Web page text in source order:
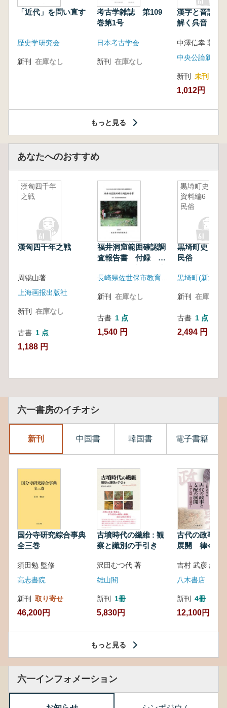
「近代」を問い直す
歴史学研究会
新刊 在庫なし
考古学雑誌 第109
巻第1号
日本考古学会
新刊 在庫なし
漢字と音読み
解く呉音・漢
中澤信幸 著
中央公論新社
新刊 未刊
1,012円
もっと見る
あなたへのおすすめ
漢匈四千年
之戦
漢匈四千年之戦
周锡山著
上海画报出版社
新刊 在庫なし
古書 1 点
1,188 円
福井洞窟範囲確認調
査報告書 付録 直
新刊 在庫なし
古書 1 点
1,540 円
黒埼町史
資料編6
民俗
黒埼町史
民俗
黒埼町(新潟県)
新刊 在庫なし
古書 1 点
2,494 円
六一書房のイチオシ
新刊 中国書 韓国書 電子書籍
国分寺研究綜合事典
全三巻
須田勉 監修
高志書院
新刊 取り寄せ
46,200円
古墳時代の繊維 : 観
察と識別の手引き
沢田むつ代 著
雄山閣
新刊 1冊
5,830円
古代の政事と
展開 律令・
吉村 武彦 編集
八木書店
新刊 4冊
12,100円
もっと見る
六一インフォメーション